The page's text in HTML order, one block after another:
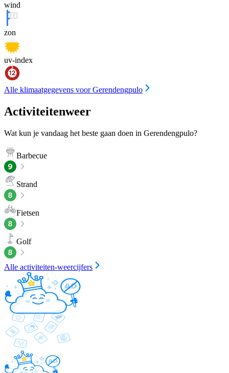
wind
zon
uv-index
Alle klimaatgegevens voor Gerendengpulo
Activiteitenweer
Wat kun je vandaag het beste gaan doen in Gerendengpulo?
Barbecue
Strand
Fietsen
Golf
Alle activiteiten-weercijfers